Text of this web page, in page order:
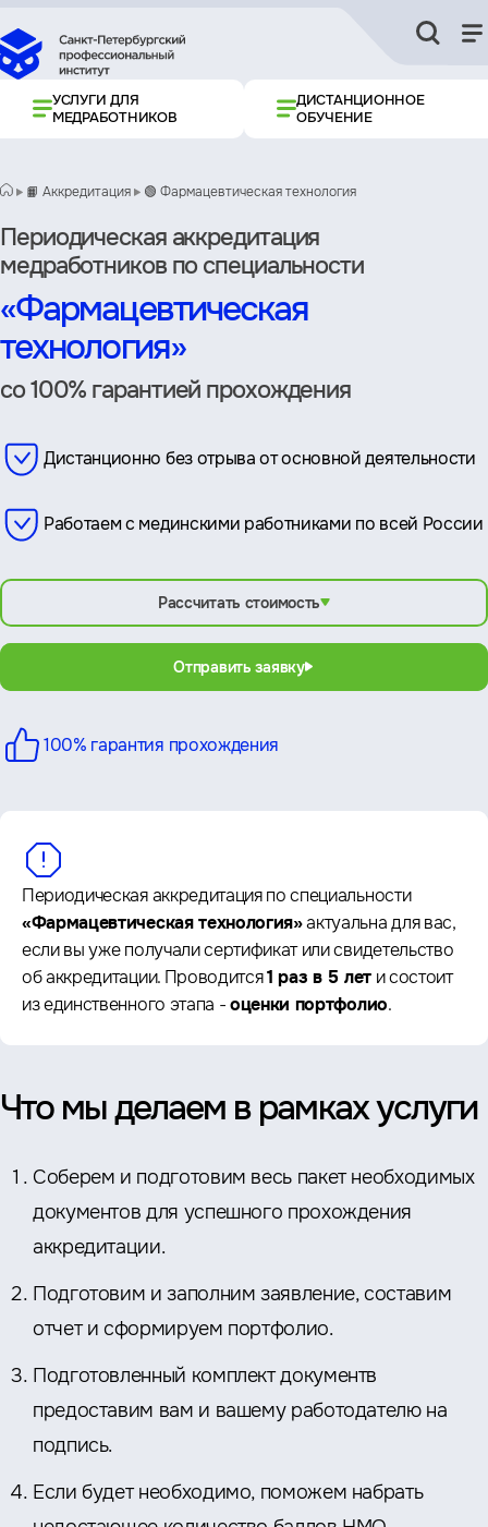
УСЛУГИ ДЛЯ
МЕДРАБОТНИКОВ
ДИСТАНЦИОННОЕ
ОБУЧЕНИЕ
📙 Аккредитация 🟢 Фармацевтическая технология
Периодическая аккредитация
медработников по специальности
«Фармацевтическая
технология»
со 100% гарантией прохождения
Дистанционно без отрыва от основной деятельности
Работаем с мединскими работниками по всей России
Рассчитать стоимость
Отправить заявку
100% гарантия прохождения
Периодическая аккредитация по специальности
«Фармацевтическая технология»актуальна для вас,
если вы уже получали сертификат или свидетельство
об аккредитации. Проводится1 раз в 5 лети состоит
из единственного этапа -оценки портфолио.
Что мы делаем в рамках услуги
Соберем и подготовим весь пакет необходимых
документов для успешного прохождения
аккредитации.
Подготовим и заполним заявление, составим
отчет и сформируем портфолио.
Подготовленный комплект документв
предоставим вам и вашему работодателю на
подпись.
Если будет необходимо, поможем набрать